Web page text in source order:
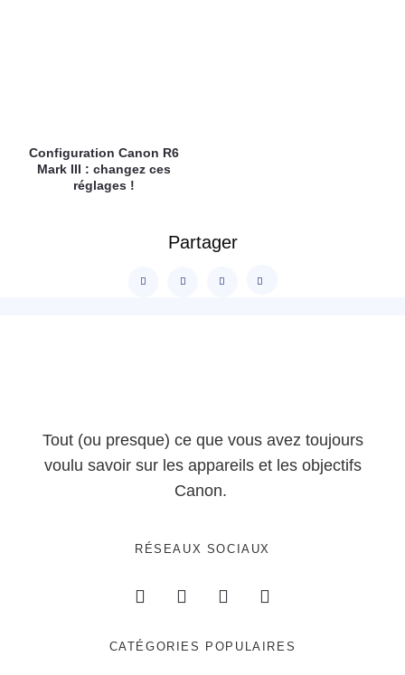
Configuration Canon R6
Mark III : changez ces
réglages !
Partager
Tout (ou presque) ce que vous avez toujours
voulu savoir sur les appareils et les objectifs
Canon.
RÉSEAUX SOCIAUX
CATÉGORIES POPULAIRES